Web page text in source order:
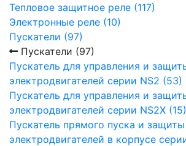
Тепловое защитное реле (117)
Электронные реле (10)
Пускатели (97)
Пускатели (97)
Пускатель для управления и
электродвигателей серии NS2 (53)
Пускатель для управления и
электродвигателей серии NS2X (15)
Пускатель прямого пуска и защиты
электродвигателей в корпусе